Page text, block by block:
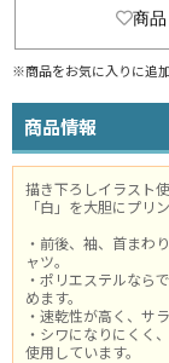
商品
※商品をお気に入りに追
商品情報
描き下ろしイラスト
「白」を大胆にプリ
・前後、袖、首まわ
ャツ。
・ポリエステルなら
めます。
・速乾性が高く、サ
・シワになりにくく
使用しています。